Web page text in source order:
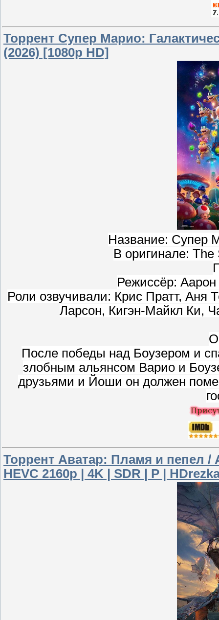
Торрент Супер Марио:
(2026) [1080p HD]
Название: Супер
В оригинале:
Режиссёр:
Роли озвучивали: Крис Пратт,
Ларсон, Кигэн-Майкл Ки,
После победы над Боузером и
злобным альянсом Варио и
друзьями и Йоши он должен
Торрент Аватар: Пламя и пепел /
HEVC 2160p | 4K | SDR | P |